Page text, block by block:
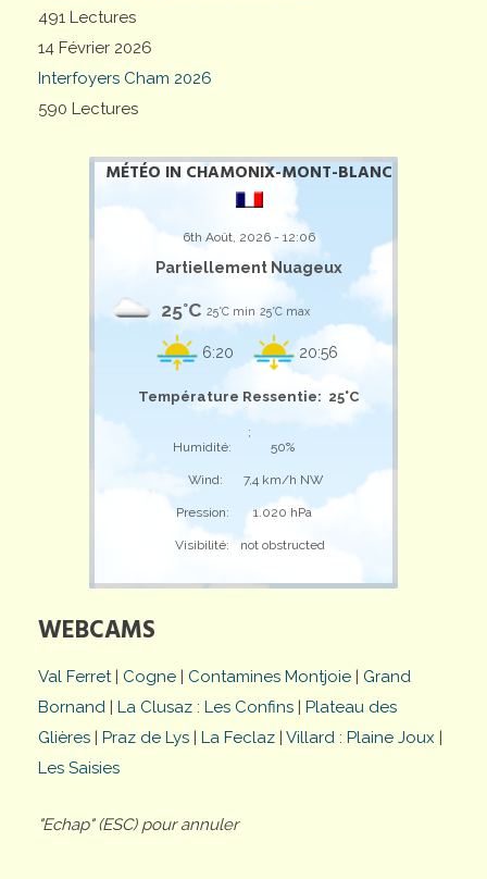
491 Lectures
14 Février 2026
Interfoyers Cham 2026
590 Lectures
MÉTÉO IN CHAMONIX-MONT-BLANC
6th Août, 2026 - 12:06
Partiellement Nuageux
25°C 25°C min 25°C max
6:20 20:56
Température Ressentie: 25°C
;
Humidité:
50%
Wind: 7,4 km/h NW
Pression: 1.020 hPa
Visibilité: not obstructed
WEBCAMS
Val Ferret| Cogne | Contamines Montjoie | Grand
Bornand | La Clusaz : Les Confins | Plateau des
Glières | Praz de Lys | La Feclaz | Villard : Plaine Joux |
Les Saisies
"Echap" (ESC) pour annuler